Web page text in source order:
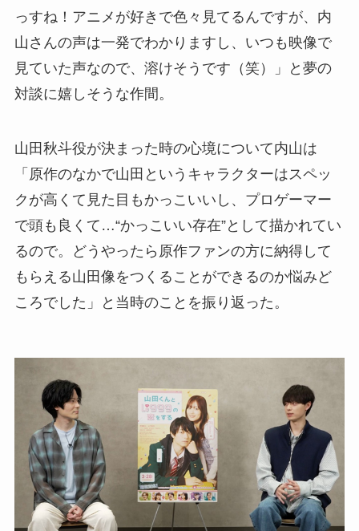
っすね！アニメが好きで色々見てるんですが、内
山さんの声は一発でわかりますし、いつも映像で
見ていた声なので、溶けそうです（笑）」と夢の
対談に嬉しそうな作間。
山田秋斗役が決まった時の心境について内山は
「原作のなかで山田というキャラクターはスペッ
クが高くて見た目もかっこいいし、プロゲーマー
で頭も良くて…“かっこいい存在”として描かれてい
るので。どうやったら原作ファンの方に納得して
もらえる山田像をつくることができるのか悩みど
ころでした」と当時のことを振り返った。